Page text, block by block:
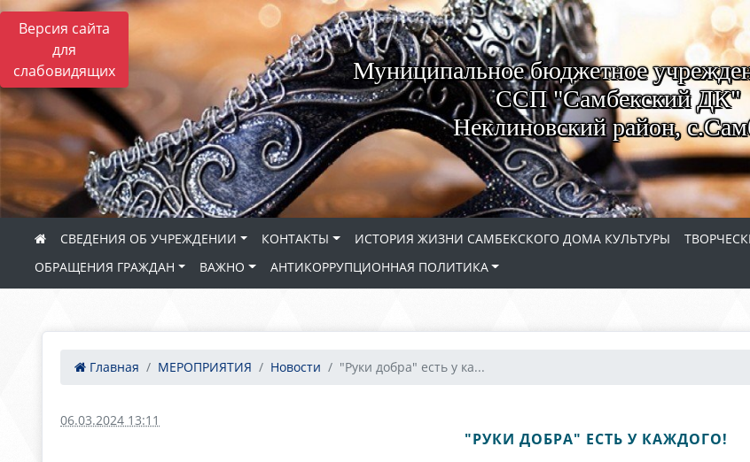
Версия сайта
для
слабовидящих
Муниципальное бюджетное
ССП "Самбекский ДК"
Неклиновский район,
СВЕДЕНИЯ ОБ УЧРЕЖДЕНИИ КОНТАКТЫ ИСТОРИЯ ЖИЗНИ САМБЕКСКОГО ДОМА КУЛЬТУРЫ
ОБРАЩЕНИЯ ГРАЖДАН
ВАЖНО АНТИКОРРУПЦИОННАЯ ПОЛИТИКА
Главная МЕРОПРИЯТИЯ Новости "Руки добра" есть у ка...
06.03.2024 13:11
"РУКИ ДОБРА" ЕСТЬ У КАЖДОГО!